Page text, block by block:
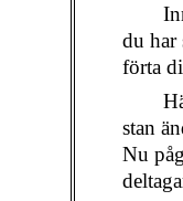
du har
förta
stan
Nu